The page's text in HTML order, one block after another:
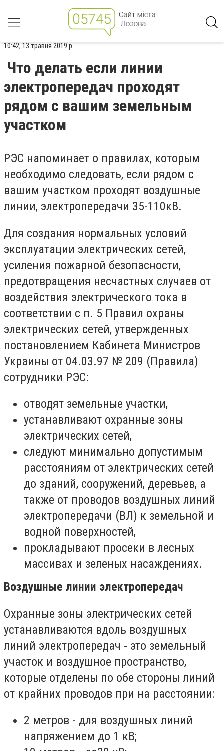
10:42, 13 травня 2019 р.
Что делать если линии
электропередач проходят
рядом с вашим земельным
участком
РЭС напоминает о правилах, которым
необходимо следовать, если рядом с
вашим участком проходят воздушные
линии, электропередачи 35-110кВ.
Для создания нормальных условий
эксплуатации электрических сетей,
усиления пожарной безопасности,
предотвращения несчастных случаев от
воздействия электрического тока в
соответствии с п. 5 Правил охраны
электрических сетей, утвержденных
постановлением Кабинета Министров
Украины от 04.03.97 № 209 (Правила)
сотрудники РЭС:
отводят земельные участки,
устанавливают охранные зоны
электрических сетей,
следуют минимально допустимым
расстояниям от электрических сетей
до зданий, сооружений, деревьев, а
также от проводов воздушных линий
электропередачи (ВЛ) к земельной и
водной поверхностей,
прокладывают просеки в лесных
массивах и зеленых насаждениях.
Воздушные линии электропередач
Охранные зоны электрических сетей
устанавливаются вдоль воздушных
линий электропередач - это земельный
участок и воздушное пространство,
которые отделены по обе стороны линий
от крайних проводов при на расстоянии:
2 метров - для воздушных линий
напряжением до 1 кВ;